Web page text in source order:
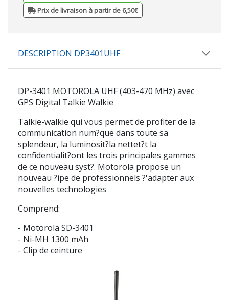
Prix de livraison à partir de 6,50€
DESCRIPTION DP3401UHF
DP-3401 MOTOROLA UHF (403-470 MHz) avec
GPS Digital Talkie Walkie
Talkie-walkie qui vous permet de profiter de la
communication num?que dans toute sa
splendeur, la luminosit?la nettet?t la
confidentialit?ont les trois principales gammes
de ce nouveau syst?. Motorola propose un
nouveau ?ipe de professionnels ?'adapter aux
nouvelles technologies
Comprend:
- Motorola SD-3401
- Ni-MH 1300 mAh
- Clip de ceinture